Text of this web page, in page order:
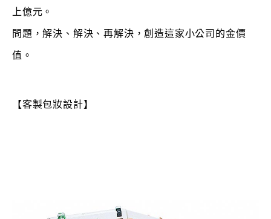
上億元。
問題，解決、解決、再解決，創造這家小公司的金價
值。
【客製包妝設計】